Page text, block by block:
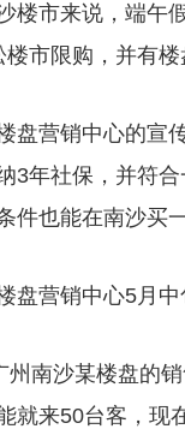
楼市来说，端午
市限购，并有
盘营销中心的宣
3年社保，并符
件也能在南沙买一
盘营销中心5月
州南沙某楼盘的
就来50台客，现